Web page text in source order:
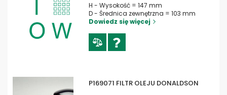
H - Wysokość = 147 mm
D - Średnica zewnętrzna = 103 mm
Dowiedz się więcej
P169071 FILTR OLEJU DONALDSON